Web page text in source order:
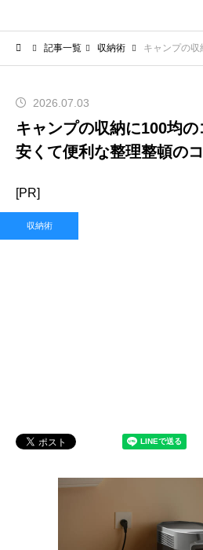
記事一覧 収納術 キャンプの収納に100
2026.07.03
キャンプの収納に100均の
安くて便利な整理整頓の
[PR]
収納術